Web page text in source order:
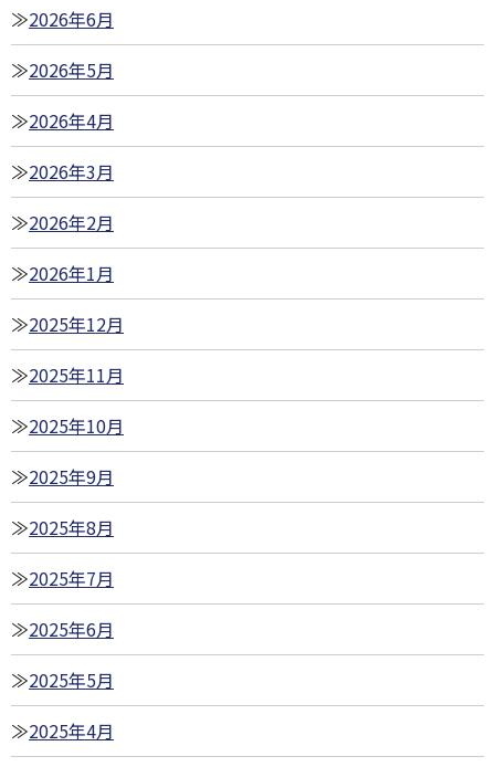
2026年6月
2026年5月
2026年4月
2026年3月
2026年2月
2026年1月
2025年12月
2025年11月
2025年10月
2025年9月
2025年8月
2025年7月
2025年6月
2025年5月
2025年4月